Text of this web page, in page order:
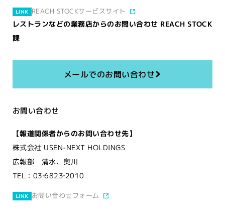
LINK REACH STOCKサービスサイト
レストランなどの業務店からのお問い合わせ REACH STOCK
課
メールでのお問い合わせ
お問い合わせ
【報道関係者からのお問い合わせ先】
株式会社 USEN-NEXT HOLDINGS
広報部 清水、奥川
TEL：03‐6823‐2010
LINK お問い合わせフォーム